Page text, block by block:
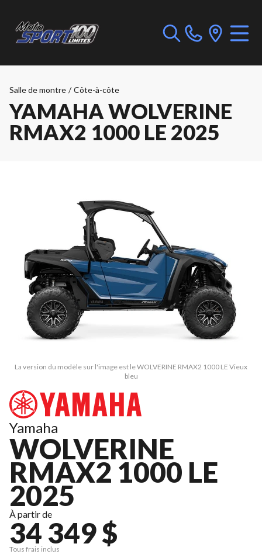
Salle de montre / Côte-à-côte
YAMAHA WOLVERINE
RMAX2 1000 LE 2025
La version du modèle sur l'image est le WOLVERINE RMAX2 1000 LE Vieux
bleu
Yamaha
WOLVERINE
RMAX2 1000 LE
2025
À partir de
34 349 $
Tous frais inclus